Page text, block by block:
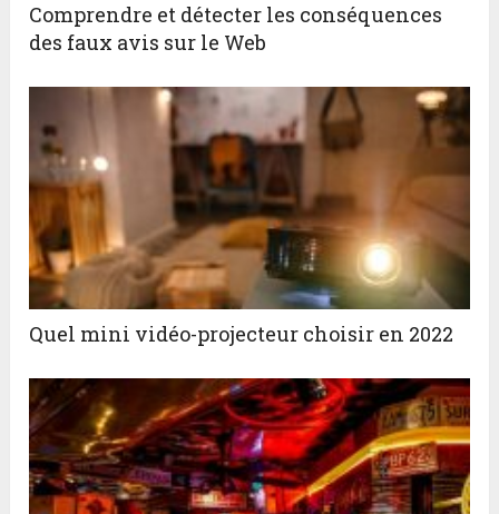
Comprendre et détecter les conséquences
des faux avis sur le Web
Quel mini vidéo-projecteur choisir en 2022